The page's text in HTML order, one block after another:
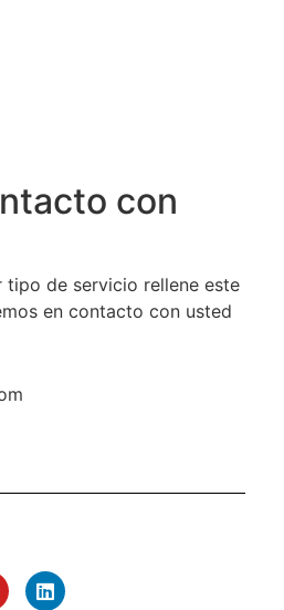
con
tipo de servicio rellene este
en contacto con usted